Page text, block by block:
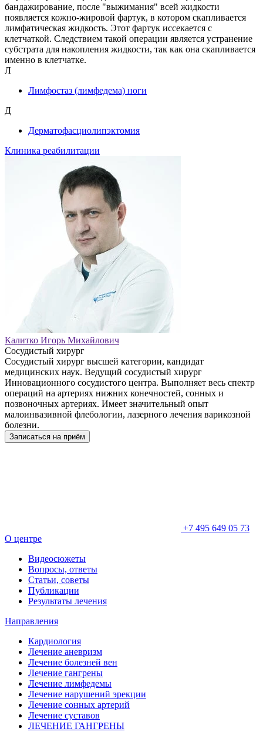
бандажирование, после "выжимания" всей жидкости
появляется кожно-жировой фартук, в котором скапливается
лимфатическая жидкость. Этот фартук иссекается с
клетчаткой. Следствием такой операции является устранение
субстрата для накопления жидкости, так как она скапливается
именно в клетчатке.
Л
Лимфостаз (лимфедема) ноги
Д
Дерматофасциолипэктомия
Клиника реабилитации
Калитко Игорь Михайлович
Сосудистый хирург
Сосудистый хирург высшей категории, кандидат
медицинских наук. Ведущий сосудистый хирург
Инновационного сосудистого центра. Выполняет весь спектр
операций на артериях нижних конечностей, сонных и
позвоночных артериях. Имеет значительный опыт
малоинвазивной флебологии, лазерного лечения варикозной
болезни.
Записаться на приём
+7 495 649 05 73
О центре
Видеосюжеты
Вопросы, ответы
Статьи, советы
Публикации
Результаты лечения
Направления
Кардиология
Лечение аневризм
Лечение болезней вен
Лечение гангрены
Лечение лимфедемы
Лечение нарушений эрекции
Лечение сонных артерий
Лечение суставов
ЛЕЧЕНИЕ ГАНГРЕНЫ